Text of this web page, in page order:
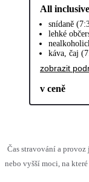
All inclusive
snídaně
lehké
káva, čaj
zobrazit
v ceně
Čas stravování a
nebo vyšší moci, na